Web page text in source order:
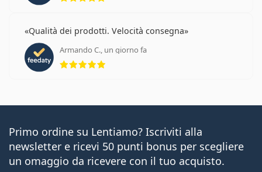
Qualità dei prodotti. Velocità consegna
Armando C., un giorno fa
valutazione 5 di 5
Primo ordine su Lentiamo? Iscriviti alla
newsletter e ricevi 50 punti bonus per scegliere
un omaggio da ricevere con il tuo acquisto.